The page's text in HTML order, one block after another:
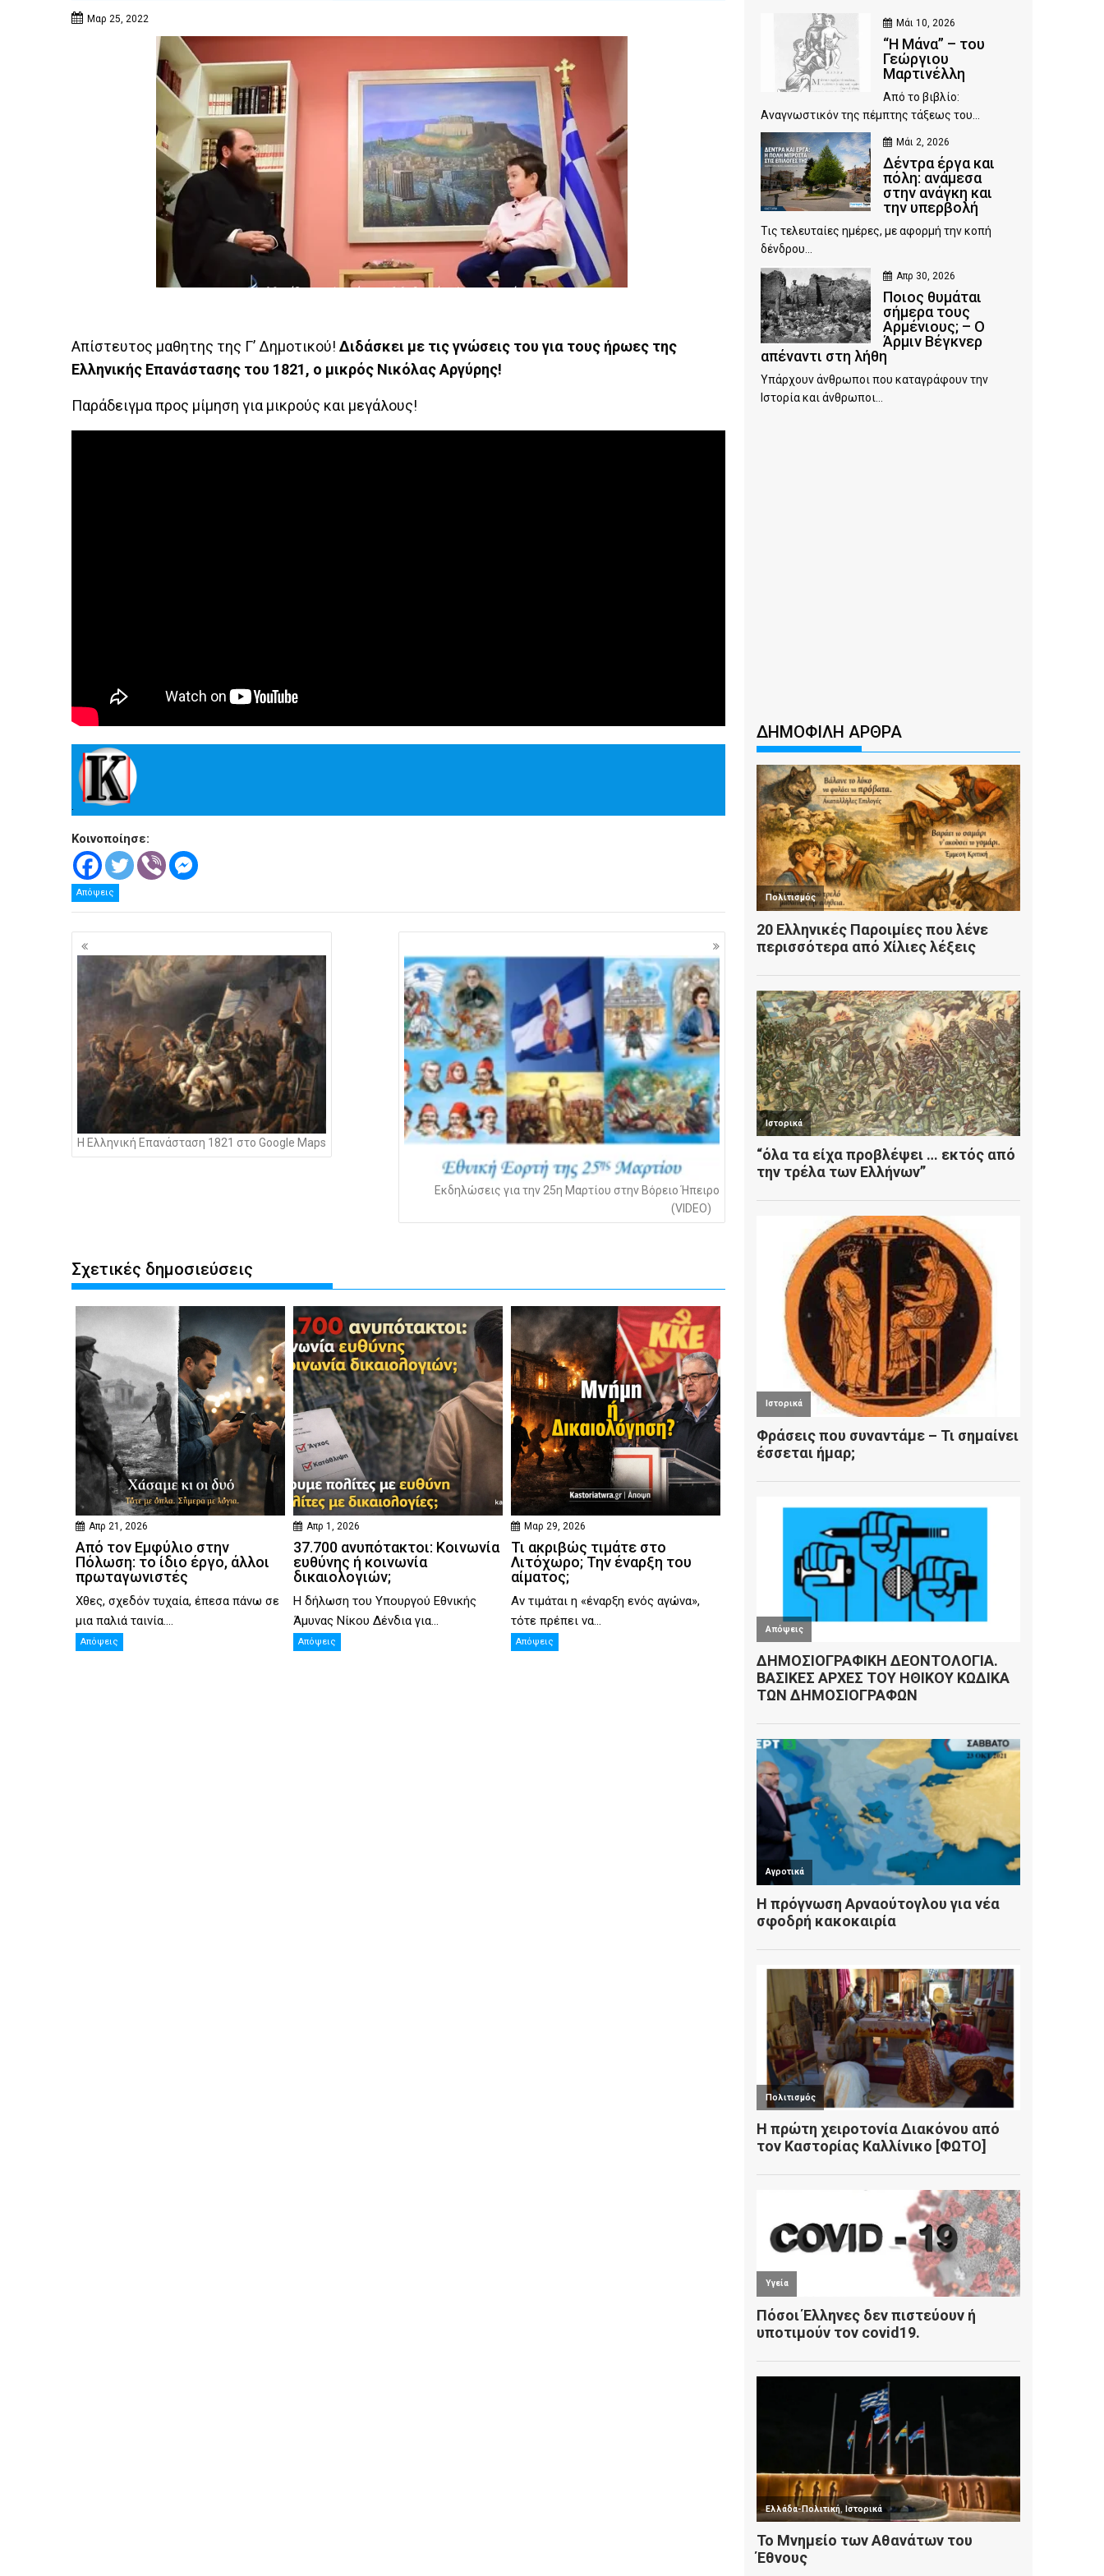
Μαρ 25, 2022
Απίστευτος μαθητης της Γ’ Δημοτικού! Διδάσκει με τις γνώσεις του για τους ήρωες της
Ελληνικής Επανάστασης του 1821, ο μικρός Νικόλας Αργύρης!
Παράδειγμα προς μίμηση για μικρούς και μεγάλους!
.
Κοινοποίησε:
Απόψεις
Πλοήγηση
άρθρων
Η Ελληνική Επανάσταση 1821 στο Google Maps
Εκδηλώσεις για την 25η Μαρτίου στην Βόρειο Ήπειρο
(VIDEO)
Σχετικές δημοσιεύσεις
Απρ 21, 2026
Από τον Εμφύλιο στην
Πόλωση: το ίδιο έργο, άλλοι
πρωταγωνιστές
Χθες, σχεδόν τυχαία, έπεσα πάνω σε
μια παλιά ταινία....
Απόψεις
Απρ 1, 2026
37.700 ανυπότακτοι: Κοινωνία
ευθύνης ή κοινωνία
δικαιολογιών;
Η δήλωση του Υπουργού Εθνικής
Άμυνας Νίκου Δένδια για...
Απόψεις
Μαρ 29, 2026
Τι ακριβώς τιμάτε στο
Λιτόχωρο; Την έναρξη του
αίματος;
Αν τιμάται η «έναρξη ενός αγώνα»,
τότε πρέπει να...
Απόψεις
Μάι 10, 2026
“Η Μάνα” – του
Γεώργιου
Μαρτινέλλη
Από το βιβλίο:
Αναγνωστικόν της πέμπτης τάξεως του...
Μάι 2, 2026
Δέντρα έργα και
πόλη: ανάμεσα
στην ανάγκη και
την υπερβολή
Τις τελευταίες ημέρες, με αφορμή την κοπή
δένδρου...
Απρ 30, 2026
Ποιος θυμάται
σήμερα τους
Αρμένιους; – Ο
Άρμιν Βέγκνερ
απέναντι στη λήθη
Υπάρχουν άνθρωποι που καταγράφουν την
Ιστορία και άνθρωποι...
ΔΗΜΟΦΙΛΗ ΑΡΘΡΑ